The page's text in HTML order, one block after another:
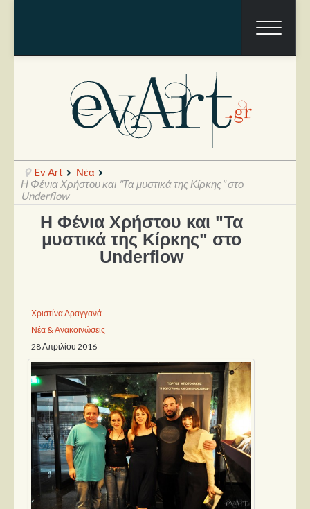
Ραπόρτο
Live & Συναυλίες
Παρουσιάσεις
Δίσκοι
Σειρές
Ταινίες
Βιβλία
Video News
Καλλιτέχνες
Ev Art
Νέα
Η Φένια Χρήστου και "Τα μυστικά της Κίρκης" στο
Underflow
Η Φένια Χρήστου και "Τα
μυστικά της Κίρκης" στο
Underflow
Χριστίνα Δραγγανά
Νέα & Ανακοινώσεις
28 Απριλίου 2016